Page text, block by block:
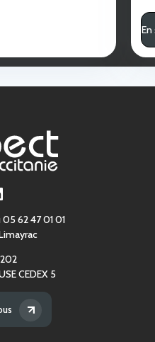
En
62 47 01 01
CEDEX 5